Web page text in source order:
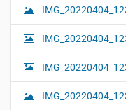
e
…
o
n